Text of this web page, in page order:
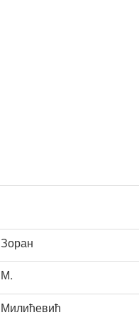
Зоран
М.
Милићевић